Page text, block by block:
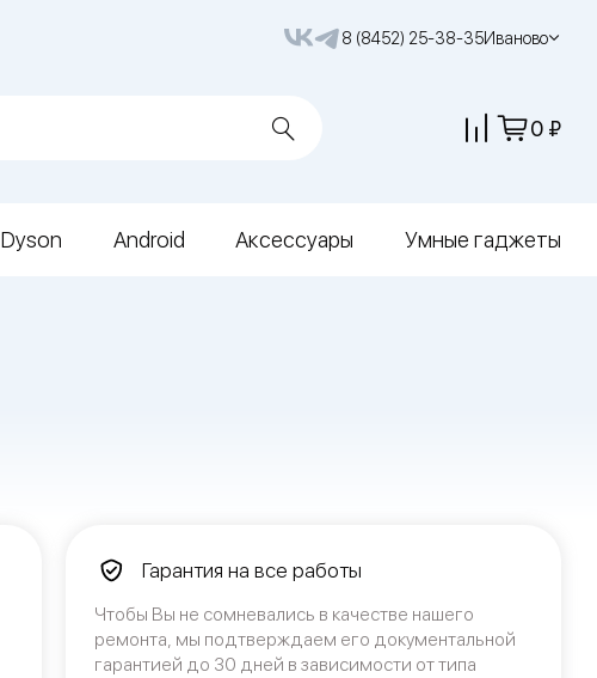
8 (8452) 25-38-35Иваново
0
Dyson Android Аксессуары Умные гаджеты
Гарантия на все работы
Чтобы Вы не сомневались в качестве нашего
ремонта, мы подтверждаем его документальной
гарантией до 30 дней в зависимости от типа